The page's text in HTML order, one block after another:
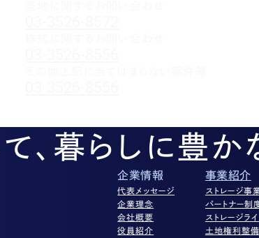
、暮らしに豊か
企業情報
代表メッセージ
企業理念
会社概要
役員紹介
事業紹介
ストレージ事
パートナー制
ストレージラ
土地権利整